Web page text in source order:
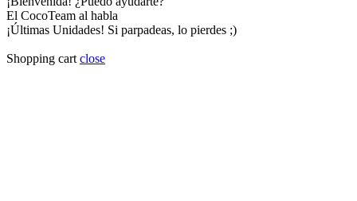
El CocoTeam al habla
¡Últimas Unidades! Si parpadeas, lo pierdes ;)
Shopping cart close